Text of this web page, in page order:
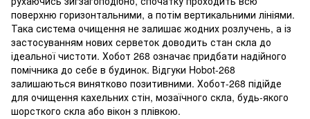
поверхню горизонтальними, а потім вертикальними лініями.
Така система очищення не залишає жодних розлучень, а із
застосуванням нових серветок доводить стан скла до
ідеальної чистоти. Хобот 268 означає придбати надійного
помічника до себе в будинок. Відгуки Hobot-268
залишаються винятково позитивними. Хобот-268 підійде
для очищення кахельних стін, мозаїчного скла, будь-якого
шорсткого скла або вікон з плівкою.